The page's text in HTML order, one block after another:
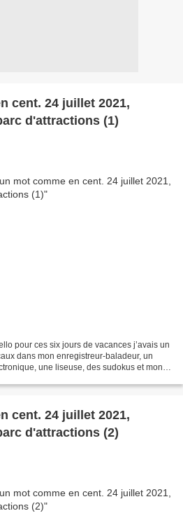
cent. 24 juillet 2021,
d'attractions (1)
pour ces six jours de vacances j’avais un
dans mon enregistreur-baladeur, un
une liseuse, des sudokus et mon
cent. 24 juillet 2021,
d'attractions (2)